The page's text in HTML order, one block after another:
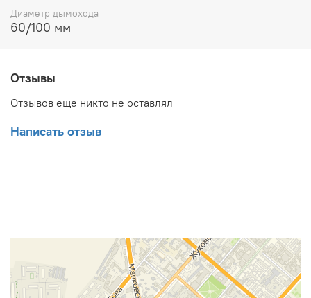
Диаметр дымохода
60/100 мм
Отзывы
Отзывов еще никто не оставлял
Написать отзыв